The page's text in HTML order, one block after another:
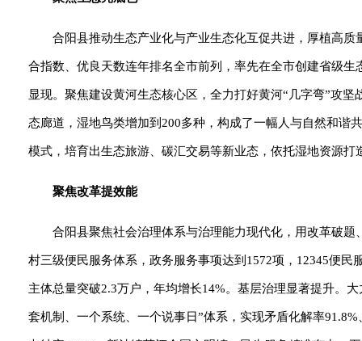
合阳县推动生态产业化与产业生态化互促共进，厚植高
合指数、优良天数连年排名全市前列，率先在全市创建省级
显现。聚焦建设黄河生态核心区，全力打好黄河“几字弯”攻
态廊道，湿地鸟类增加到200多种，构成了一幅人与自然和谐
模式，培育出生态旅游、碳汇交易等新业态，依托湿地资源
聚焦改革提效能
合阳县聚焦社会治理体系与治理能力现代化，用改革破
村三级便民服务体系，政务服务事项达到1572项，12345便民
主体总量突破2.3万户，年均增长14%。基层治理显著提升。
套机制、一个系统、一个说事日”体系，实现矛盾化解率